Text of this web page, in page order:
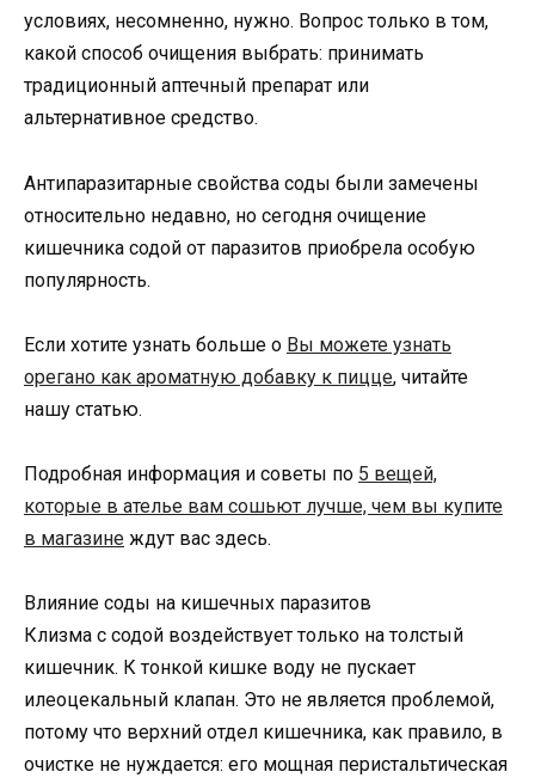
условиях, несомненно, нужно. Вопрос только в том,
какой способ очищения выбрать: принимать
традиционный аптечный препарат или
альтернативное средство.
Антипаразитарные свойства соды были замечены
относительно недавно, но сегодня очищение
кишечника содой от паразитов приобрела особую
популярность.
Если хотите узнать больше о Вы можете узнать
орегано как ароматную добавку к пицце, читайте
нашу статью.
Подробная информация и советы по 5 вещей,
которые в ателье вам сошьют лучше, чем вы купите
в магазине ждут вас здесь.
Влияние соды на кишечных паразитов
Клизма с содой воздействует только на толстый
кишечник. К тонкой кишке воду не пускает
илеоцекальный клапан. Это не является проблемой,
потому что верхний отдел кишечника, как правило, в
очистке не нуждается: его мощная перистальтическая